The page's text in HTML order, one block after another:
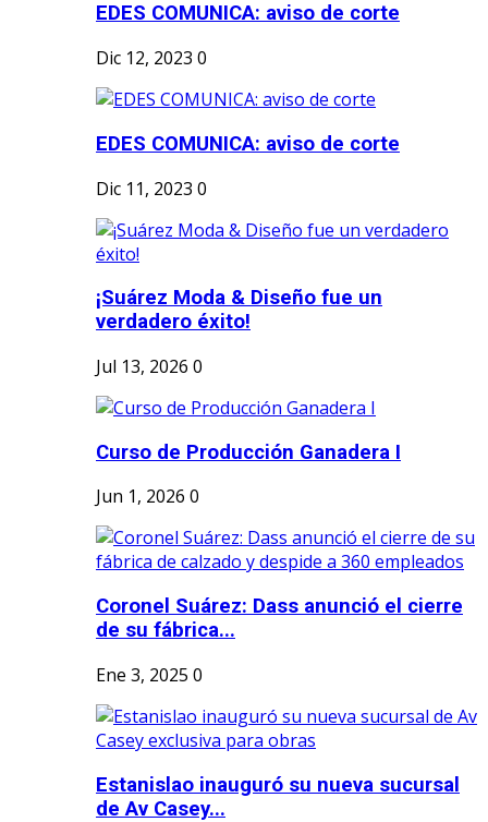
EDES COMUNICA: aviso de corte
Dic 12, 2023 0
EDES COMUNICA: aviso de corte
Dic 11, 2023 0
¡Suárez Moda & Diseño fue un
verdadero éxito!
Jul 13, 2026 0
Curso de Producción Ganadera I
Jun 1, 2026 0
Coronel Suárez: Dass anunció el cierre
de su fábrica...
Ene 3, 2025 0
Estanislao inauguró su nueva sucursal
de Av Casey...